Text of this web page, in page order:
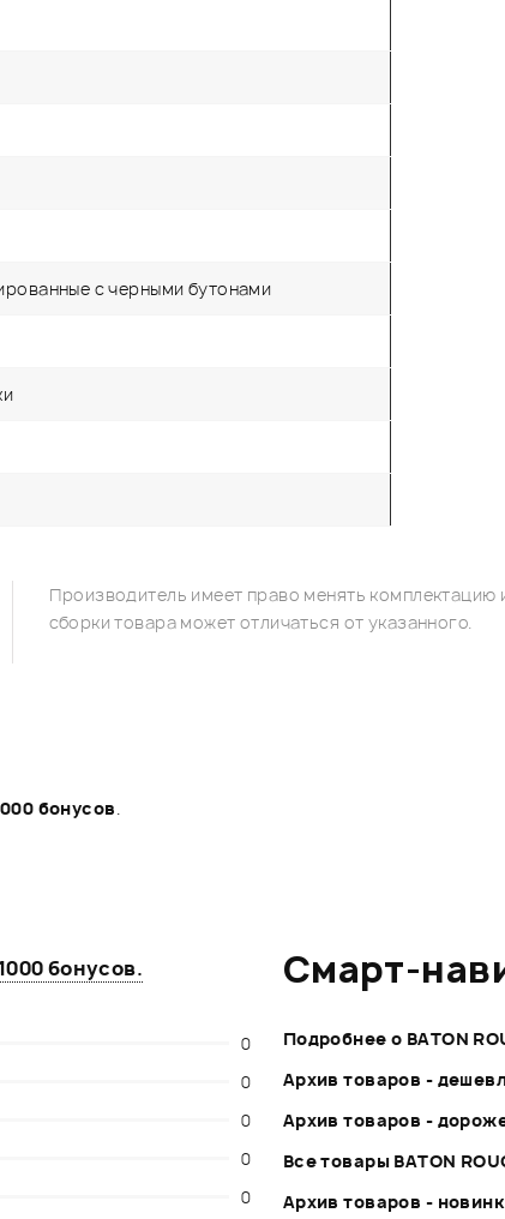
с черными бутонами
Производитель имеет право менять
сборки товара может отличаться от указанного.
бонусов.
бонусов.
0
0
0
0
0
Смарт-
Подробнее о BATON
Архив товаров -
Архив товаров -
Все товары BATON
Архив товаров -